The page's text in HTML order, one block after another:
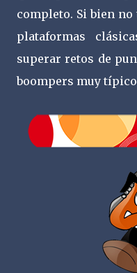
completo. Si bien
plataformas
superar retos de
boompers muy